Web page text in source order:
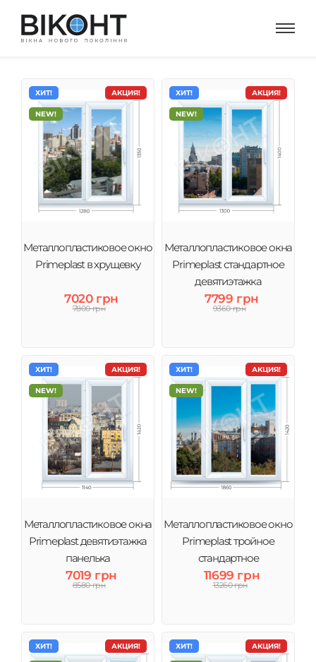
АКЦИЯ!
ХИТ!
NEW!
Металлопластиковое окно
Primeplast в хрущевку
7020 грн
7800 грн
АКЦИЯ!
ХИТ!
NEW!
Металлопластиковое окна
Primeplast стандартное
девятиэтажка
7799 грн
9360 грн
АКЦИЯ!
ХИТ!
NEW!
Металлопластиковое окна
Primeplast девятиэтажка
панелька
7019 грн
8580 грн
АКЦИЯ!
ХИТ!
NEW!
Металлопластиковое окно
Primeplast тройное
стандартное
11699 грн
13260 грн
АКЦИЯ!
ХИТ! АКЦИЯ!
ХИТ!